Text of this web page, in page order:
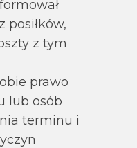
posiłków,
z tym
prawo
lub osób
terminu i